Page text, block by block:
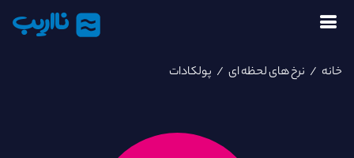
نااریب
خانه / نرخ های لحظه ای / پولکادات